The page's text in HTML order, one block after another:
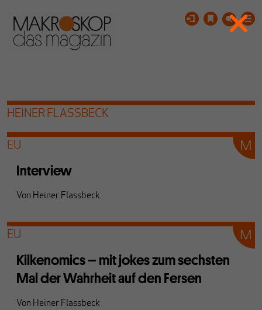
HEINER FLASSBECK
EU
Interview
Von Heiner Flassbeck
EU
Kilkenomics – mit jokes zum sechsten
Mal der Wahrheit auf den Fersen
Von Heiner Flassbeck